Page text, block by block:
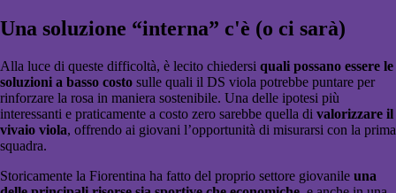
Una soluzione “interna” c'è (o ci sarà)
Alla luce di queste difficoltà, è lecito chiedersi quali possano essere le
soluzioni a basso costo sulle quali il DS viola potrebbe puntare per
rinforzare la rosa in maniera sostenibile. Una delle ipotesi più
interessanti e praticamente a costo zero sarebbe quella di valorizzare il
vivaio viola, offrendo ai giovani l’opportunità di misurarsi con la prima
squadra.
Storicamente la Fiorentina ha fatto del proprio settore giovanile una